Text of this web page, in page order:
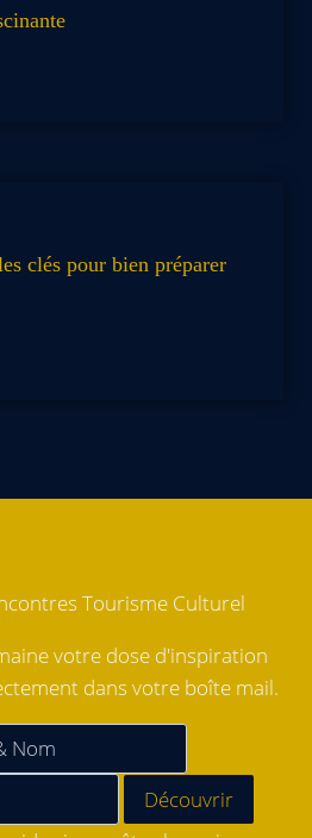
clés pour bien préparer
Tourisme Culturel
votre dose d'inspiration
dans votre boîte mail.